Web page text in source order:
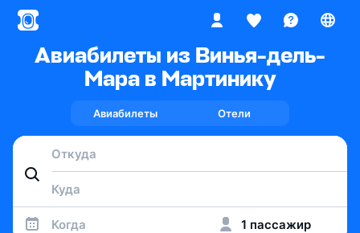
Авиабилеты из Винья-дель-
Мара в Мартинику
Авиабилеты Отели
Когда 1 пассажир